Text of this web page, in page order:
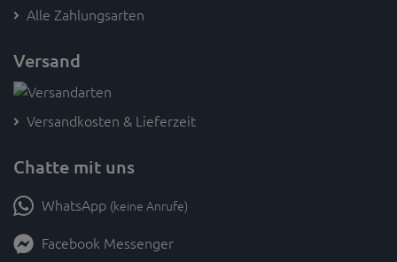
Alle Zahlungsarten
Versand
Versandkosten & Lieferzeit
Chatte mit uns
WhatsApp (keine Anrufe)
Facebook Messenger